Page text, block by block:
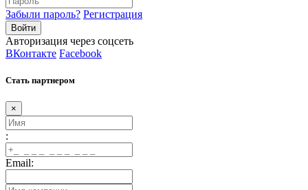
Забыли пароль? Регистрация
Авторизация через соцсеть
ВКонтакте Facebook
Стать партнером
×
:
Email: